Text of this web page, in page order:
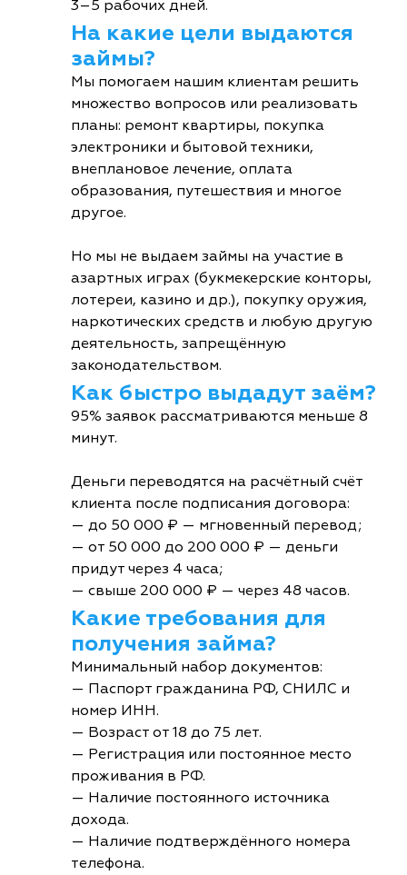
3–5 рабочих дней.
На какие цели выдаются
займы?
Мы помогаем нашим клиентам решить
множество вопросов или реализовать
планы: ремонт квартиры, покупка
электроники и бытовой техники,
внеплановое лечение, оплата
образования, путешествия и многое
другое.
Но мы не выдаем займы на участие в
азартных играх (букмекерские конторы,
лотереи, казино и др.), покупку оружия,
наркотических средств и любую другую
деятельность, запрещённую
законодательством.
Как быстро выдадут заём?
95% заявок рассматриваются меньше 8
минут.
Деньги переводятся на расчётный счёт
клиента после подписания договора:
— до 50 000 ₽ — мгновенный перевод;
— от 50 000 до 200 000 ₽ — деньги
придут через 4 часа;
— свыше 200 000 ₽ — через 48 часов.
Какие требования для
получения займа?
Минимальный набор документов:
— Паспорт гражданина РФ, СНИЛС и
номер ИНН.
— Возраст от 18 до 75 лет.
— Регистрация или постоянное место
проживания в РФ.
— Наличие постоянного источника
дохода.
— Наличие подтверждённого номера
телефона.